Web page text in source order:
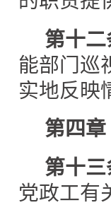
第十二
能部门巡
实地反映
第四章
第十三
党政工有